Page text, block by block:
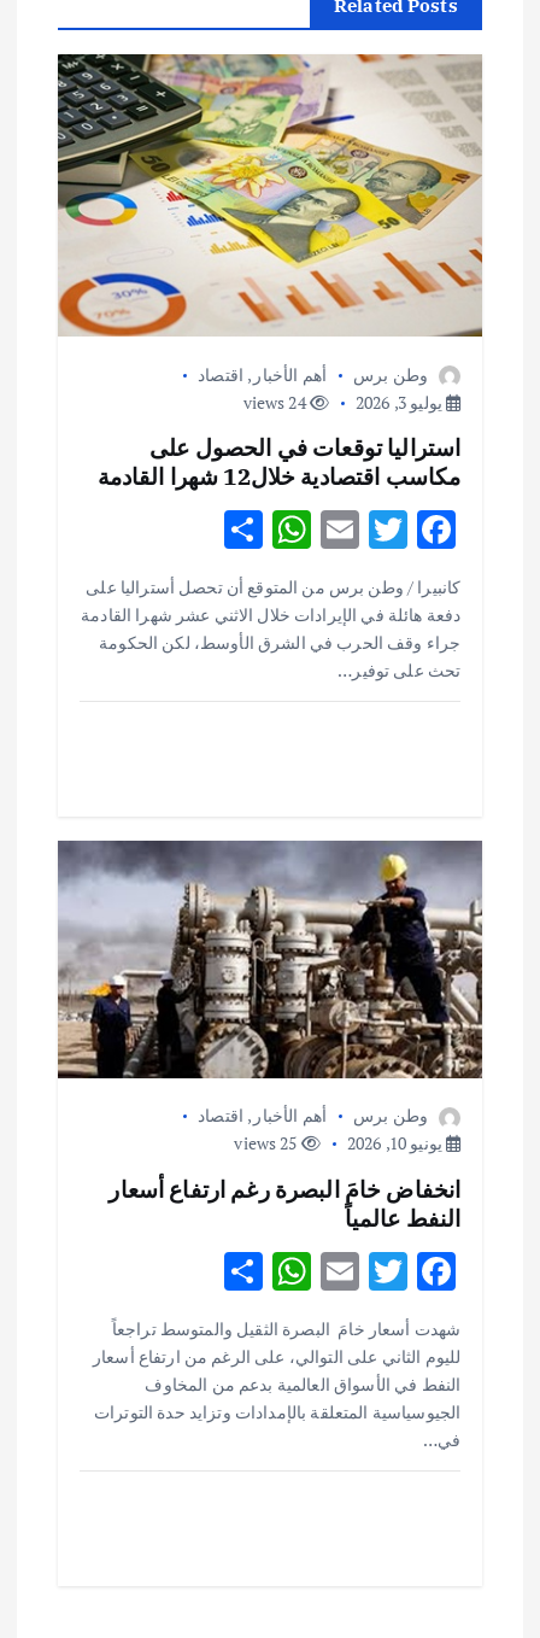
م
ق
ت
Related Posts
وطن برس أهم الأخبار , اقتصاد
يوليو 3, 2026
24 views
استراليا توقعات في الحصول على
مكاسب اقتصادية خلال12 شهرا القادمة
F
ac
e
b
o
T
it
te
r
E
m
ai
l
W
at
s
S
ar
e
كانبيرا / وطن برس من المتوقع أن تحصل أستراليا على
دفعة هائلة في الإيرادات خلال الاثني عشر شهرا القادمة
جراء وقف الحرب في الشرق الأوسط، لكن الحكومة
تحث على توفير…
وطن برس أهم الأخبار , اقتصاد
يونيو 10, 2026
انخفاض خامَ البصرة رغم ارتفاع أسعار
النفط عالمياً
F
ac
e
b
o
o
T
w
it
te
r
E
ai
l
W
h
at
s
A
p
S
h
ar
e
شهدت أسعار خامَ البصرة الثقيل والمتوسط تراجعاً
لليوم الثاني على التوالي، على الرغم من ارتفاع أسعار
النفط في الأسواق العالمية بدعم من المخاوف
الجيوسياسية المتعلقة بالإمدادات وتزايد حدة التوترات
في…
أهم الأخبار ثقافة وفنون
اختتام ورشة السينوغرافيا في مدينة كلباء الاماراتية
أغسطس 3, 2026